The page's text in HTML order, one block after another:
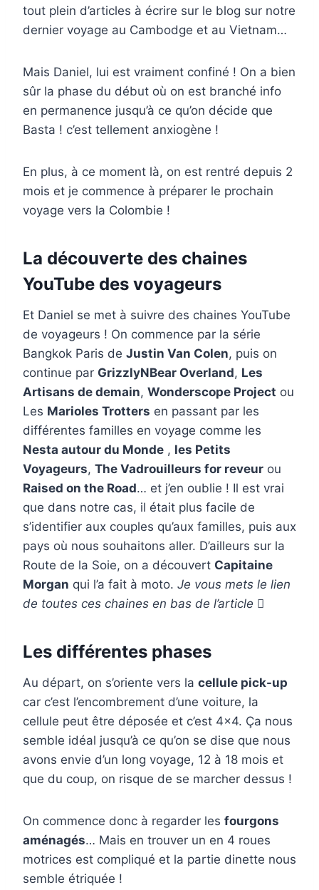
tout plein d’articles à écrire sur le blog sur notre
dernier voyage au Cambodge et au Vietnam…
Mais Daniel, lui est vraiment confiné ! On a bien
sûr la phase du début où on est branché info
en permanence jusqu’à ce qu’on décide que
Basta ! c’est tellement anxiogène !
En plus, à ce moment là, on est rentré depuis 2
mois et je commence à préparer le prochain
voyage vers la Colombie !
La découverte des chaines
YouTube des voyageurs
Et Daniel se met à suivre des chaines YouTube
de voyageurs ! On commence par la série
Bangkok Paris de Justin Van Colen, puis on
continue par GrizzlyNBear Overland, Les
Artisans de demain, Wonderscope Project ou
Les Marioles Trotters en passant par les
différentes familles en voyage comme les
Nesta autour du Monde , les Petits
Voyageurs, The Vadrouilleurs for reveur ou
Raised on the Road… et j’en oublie ! Il est vrai
que dans notre cas, il était plus facile de
s’identifier aux couples qu’aux familles, puis aux
pays où nous souhaitons aller. D’ailleurs sur la
Route de la Soie, on a découvert Capitaine
Morgan qui l’a fait à moto. Je vous mets le lien
de toutes ces chaines en bas de l’article 
Les différentes phases
Au départ, on s’oriente vers la cellule pick-up
car c’est l’encombrement d’une voiture, la
cellule peut être déposée et c’est 4×4. Ça nous
semble idéal jusqu’à ce qu’on se dise que nous
avons envie d’un long voyage, 12 à 18 mois et
que du coup, on risque de se marcher dessus !
On commence donc à regarder les fourgons
aménagés… Mais en trouver un en 4 roues
motrices est compliqué et la partie dinette nous
semble étriquée !